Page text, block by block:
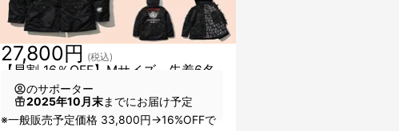
【早割 16％OFF】Mサイズ 先着6名
27,800円 (税込)
のサポーター
2025年10月末までにお届け予定
※一般販売予定価格 33,800円→16%OFFで